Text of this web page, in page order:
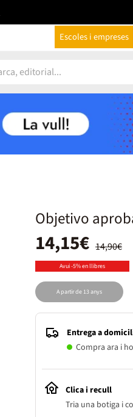
Escoles i empreses
Objetivo
14,90€
14,15€
Avui -5% en llibres
A partir de 13 anys
Entrega a
Compra ara i
Clica i recull
Tria una botiga i